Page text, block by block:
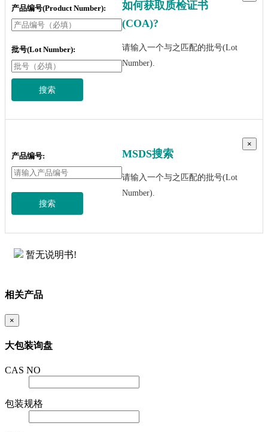
产品编号(Product Number):
批号(Lot Number):
搜索
如何获取质检证书
(COA)?
请输入一个与之匹配的批号(Lot
Number).
产品编号:
搜索
MSDS搜索
请输入一个与之匹配的批号(Lot
Number).
×
暂无说明书!
相关产品
×
大包装询盘
CAS NO
包装规格